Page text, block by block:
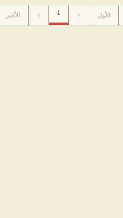
الأول <
1
> الأخير